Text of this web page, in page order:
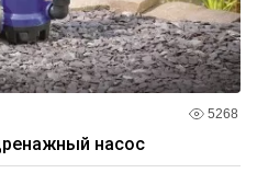
5268
насос